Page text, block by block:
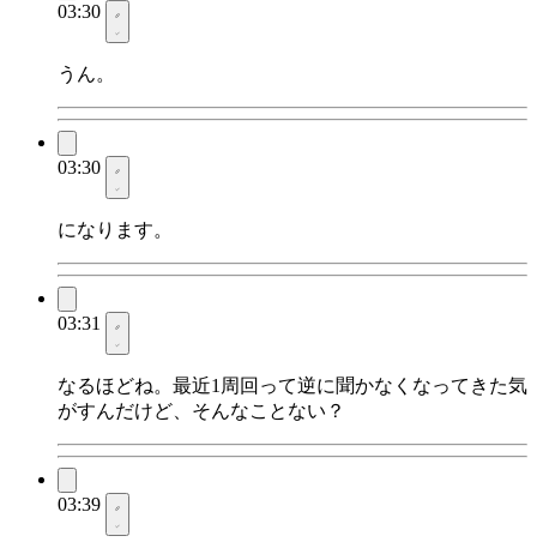
03:30
うん。
03:30
になります。
03:31
なるほどね。最近1周回って逆に聞かなくなってきた気
がすんだけど、そんなことない？
03:39